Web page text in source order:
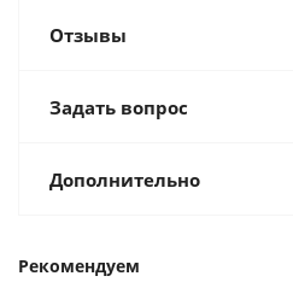
Отзывы
Задать вопрос
Дополнительно
Рекомендуем